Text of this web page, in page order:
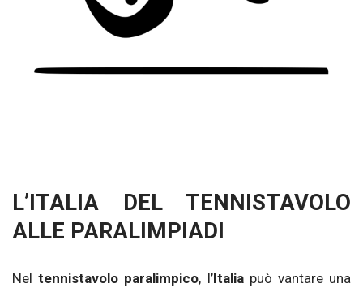
L’ITALIA DEL TENNISTAVOLO
ALLE PARALIMPIADI
Neltennistavolo paralimpico, l’Italia può vantare una